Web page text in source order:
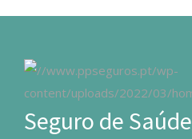
Seguro de Saúde